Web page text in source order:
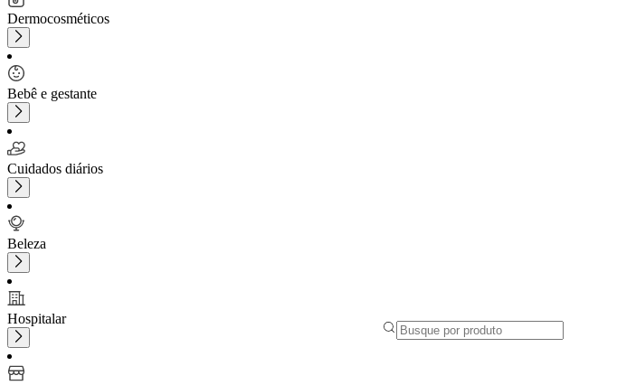
Dermocosméticos
Bebê e gestante
Cuidados diários
Beleza
Hospitalar